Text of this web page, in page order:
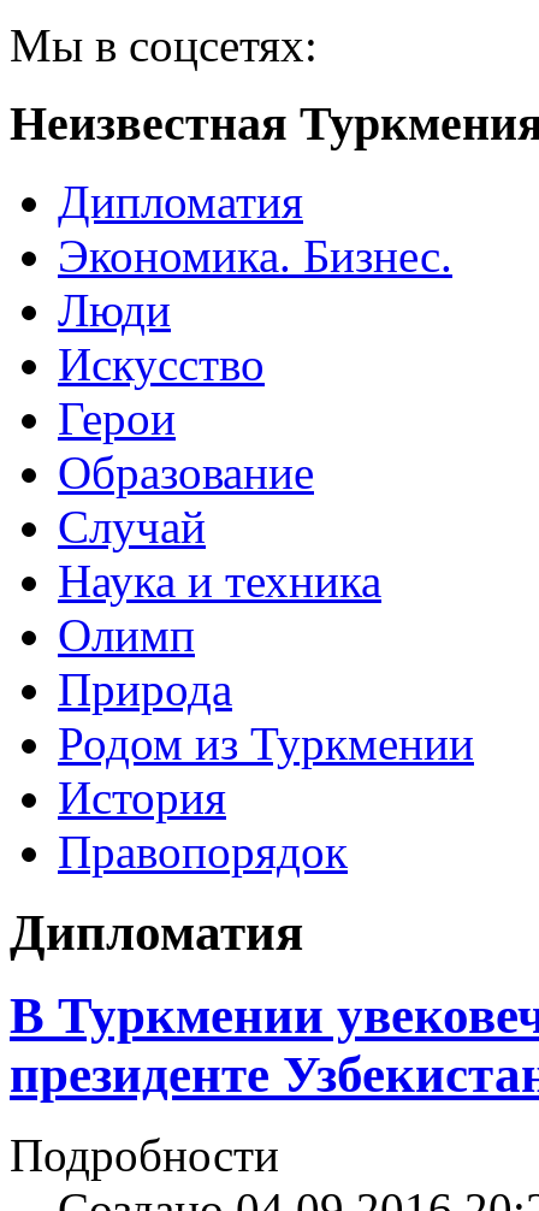
Мы в соцсетях:
Неизвестная
Дипломатия
Экономика. Бизнес.
Люди
Искусство
Герои
Образование
Случай
Наука и техника
Олимп
Природа
Родом из Туркмении
История
Правопорядок
Дипломатия
В Туркмении
президенте
Подробности